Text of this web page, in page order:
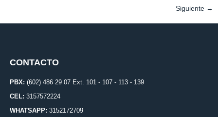
Siguiente →
CONTACTO
PBX: (602) 486 29 07 Ext. 101 - 107 - 113 - 139
CEL: 3157572224
WHATSAPP: 3152172709